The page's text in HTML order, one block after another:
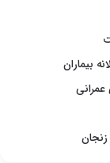
بیماران